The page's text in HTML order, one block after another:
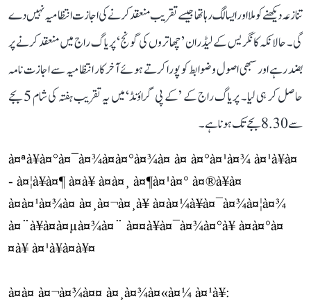
تنازعہ دیکھنے کو ملا اور ایسا لگ رہا تھا جیسے تقریب منعقد کرنے کی اجازت انتظامیہ نہیں دے
گی۔ حالانکہ کانگریس کے لیڈران ’چھاتروں کی گونج‘ پریاگ راج میں منعقد کرنے پر
بضد رہے اور سبھی اصول و ضوابط کو پورا کرتے ہوئے آخر کار انتظامیہ سے اجازت نامہ
حاصل کر ہی لیا۔ پریاگ راج کے ’کے پی گراؤنڈ‘ میں یہ تقریب ہفتہ کی شام 5 بجے
سے 8.30 بجے تک ہونا ہے۔
à¤ªà¥à¤°à¤¯à¤¾à¤à¤°à¤¾à¤ à¤ à¤°à¤¹à¤¾ à¤¹à¥à¤
- à¤¦à¥à¤¶ à¤à¥ à¤à¤¸ à¤¶à¤¹à¤° à¤®à¥à¤
à¤à¤¹à¤¾à¤ à¤¸à¤¬à¤¸à¥ à¤à¤¼à¥à¤¯à¤¾à¤¦à¤¾
à¤¨à¥à¤à¤µà¤¾à¤¨ à¤¤à¥à¤¯à¤¾à¤°à¥ à¤à¤°à¤
¤à¥ à¤¹à¥à¤à¥¤
à¤à¤ à¤¬à¤¾à¤¤ à¤¸à¤¾à¤«à¤¼ à¤¹à¥: